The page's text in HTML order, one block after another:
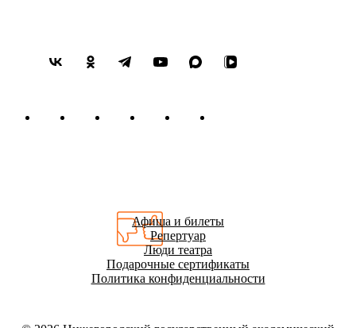
Афиша и билеты
Репертуар
Люди театра
Подарочные сертификаты
Политика конфиденциальности